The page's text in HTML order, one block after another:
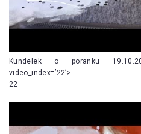
Kundelek o poranku
video_index=’22’>
22